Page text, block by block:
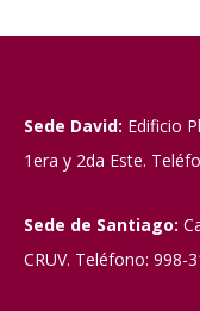
Sede David: Edificio
1era y 2da Este.
Sede de Santiago:
CRUV. Teléfono: 998-